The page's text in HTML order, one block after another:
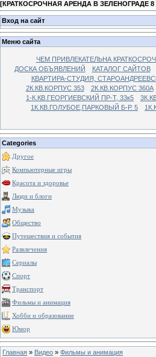
[КРАТКОСРОЧНАЯ АРЕНДА В ЗЕЛЕНОГРАДЕ 8
Вход на сайт
Меню сайта
ЧЕМ ПРИВЛЕКАТЕЛЬНА
ДОСКА ОБЪЯВЛЕНИЙ
КАТАЛОГ САЙТОВ
КВАРТИРА-СТУДИЯ,
2К.КВ.КОРПУС 353
2К.КВ.КОРПУС 360А
1-К.КВ.ГЕОРГИЕВСКИЙ ПР-Т, 33к5
1К.КВ.ГОЛУБОЕ,ПАРКОВЫЙ Б-Р. 5
Categories
Другое
Компьютерные игры
Красота и здоровье
Люди и блоги
Музыка
Общество
Путешествия и события
Развлечения
Сериалы
Спорт
Транспорт
Фильмы и анимация
Хобби и образование
Юмор
Главная » Видео » Фильмы и анимация